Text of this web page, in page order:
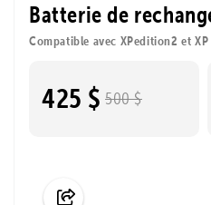
Batterie de
Compatible avec XPedition2 et
425 $ 500 $